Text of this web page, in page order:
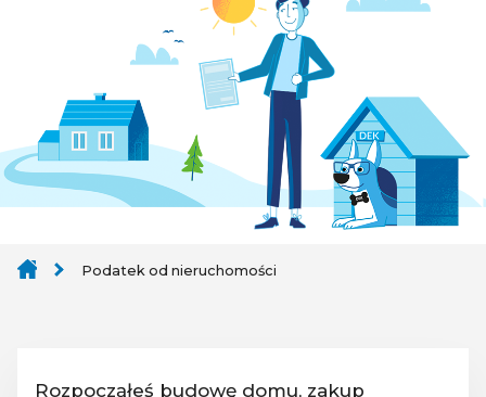
Podatek od nieruchomości
Rozpocząłeś budowę domu, zakup